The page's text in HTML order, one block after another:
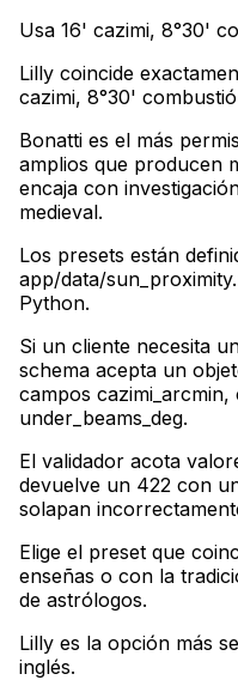
Usa 16' cazimi, 8°30'
Lilly coincide
cazimi, 8°30'
Bonatti es el más
amplios que producen
encaja con
medieval.
Los presets están
app/data/
Python.
Si un cliente necesita
schema acepta un
campos cazimi_arcmin,
under_beams_deg.
El validador acota
devuelve un 422 con
solapan
Elige el preset que
enseñas o con la
de astrólogos.
Lilly es la opción más
inglés.